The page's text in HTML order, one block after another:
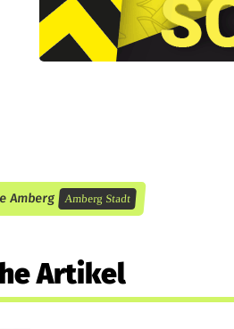
Amberg Amberg Stadt
Artikel